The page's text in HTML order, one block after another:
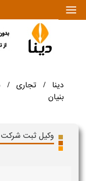
|||
دینا / تجاری /
بنیان
وکیل ثبت شرکت